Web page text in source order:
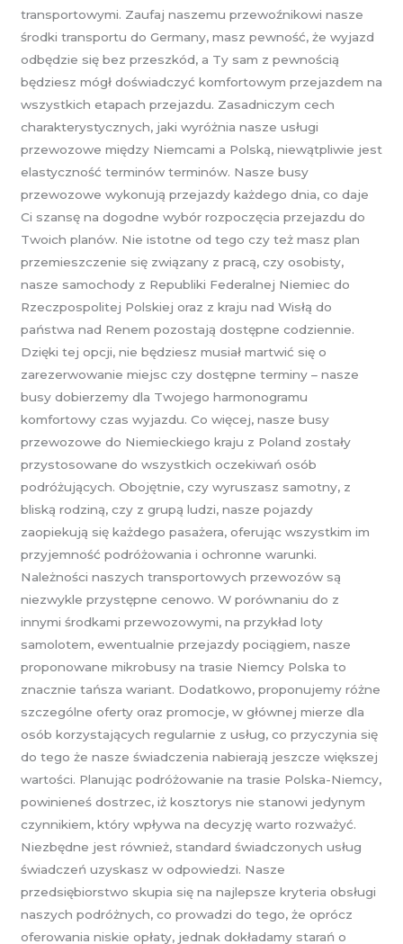
transportowymi. Zaufaj naszemu przewoźnikowi nasze
środki transportu do Germany, masz pewność, że wyjazd
odbędzie się bez przeszkód, a Ty sam z pewnością
będziesz mógł doświadczyć komfortowym przejazdem na
wszystkich etapach przejazdu. Zasadniczym cech
charakterystycznych, jaki wyróżnia nasze usługi
przewozowe między Niemcami a Polską, niewątpliwie jest
elastyczność terminów terminów. Nasze busy
przewozowe wykonują przejazdy każdego dnia, co daje
Ci szansę na dogodne wybór rozpoczęcia przejazdu do
Twoich planów. Nie istotne od tego czy też masz plan
przemieszczenie się związany z pracą, czy osobisty,
nasze samochody z Republiki Federalnej Niemiec do
Rzeczpospolitej Polskiej oraz z kraju nad Wisłą do
państwa nad Renem pozostają dostępne codziennie.
Dzięki tej opcji, nie będziesz musiał martwić się o
zarezerwowanie miejsc czy dostępne terminy – nasze
busy dobierzemy dla Twojego harmonogramu
komfortowy czas wyjazdu. Co więcej, nasze busy
przewozowe do Niemieckiego kraju z Poland zostały
przystosowane do wszystkich oczekiwań osób
podróżujących. Obojętnie, czy wyruszasz samotny, z
bliską rodziną, czy z grupą ludzi, nasze pojazdy
zaopiekują się każdego pasażera, oferując wszystkim im
przyjemność podróżowania i ochronne warunki.
Należności naszych transportowych przewozów są
niezwykle przystępne cenowo. W porównaniu do z
innymi środkami przewozowymi, na przykład loty
samolotem, ewentualnie przejazdy pociągiem, nasze
proponowane mikrobusy na trasie Niemcy Polska to
znacznie tańsza wariant. Dodatkowo, proponujemy różne
szczególne oferty oraz promocje, w głównej mierze dla
osób korzystających regularnie z usług, co przyczynia się
do tego że nasze świadczenia nabierają jeszcze większej
wartości. Planując podróżowanie na trasie Polska-Niemcy,
powinieneś dostrzec, iż kosztorys nie stanowi jedynym
czynnikiem, który wpływa na decyzję warto rozważyć.
Niezbędne jest również, standard świadczonych usług
świadczeń uzyskasz w odpowiedzi. Nasze
przedsiębiorstwo skupia się na najlepsze kryteria obsługi
naszych podróżnych, co prowadzi do tego, że oprócz
oferowania niskie opłaty, jednak dokładamy starań o